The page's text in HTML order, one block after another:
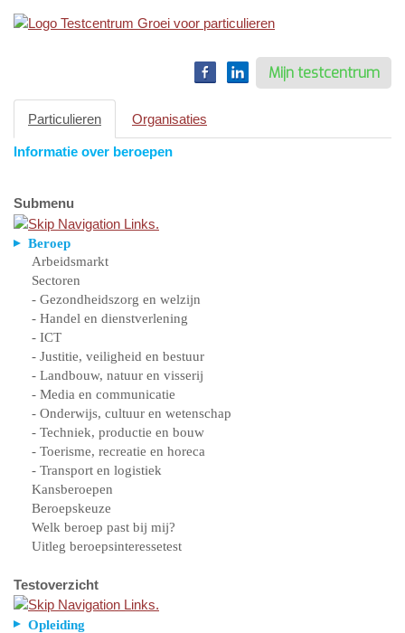
Mijn testcentrum
Particulieren Organisaties
Informatie over beroepen
Submenu
Beroep
Arbeidsmarkt
Sectoren
- Gezondheidszorg en welzijn
- Handel en dienstverlening
- ICT
- Justitie, veiligheid en bestuur
- Landbouw, natuur en visserij
- Media en communicatie
- Onderwijs, cultuur en wetenschap
- Techniek, productie en bouw
- Toerisme, recreatie en horeca
- Transport en logistiek
Kansberoepen
Beroepskeuze
Welk beroep past bij mij?
Uitleg beroepsinteressetest
Testoverzicht
Opleiding